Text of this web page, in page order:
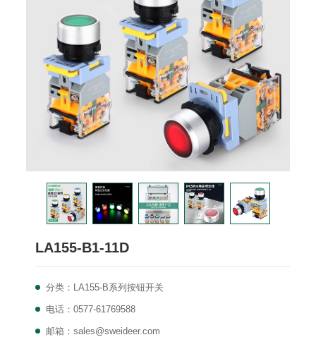
LA155-B1-11D
分类：LA155-B系列按钮开关
电话：0577-61769588
邮箱：sales@sweideer.com